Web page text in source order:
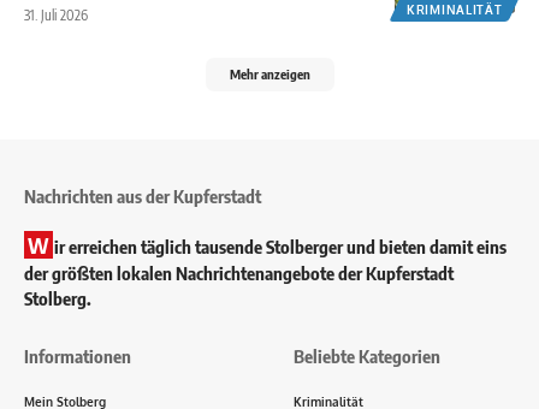
KRIMINALITÄT
31. Juli 2026
Mehr anzeigen
Nachrichten aus der Kupferstadt
W ir erreichen täglich tausende Stolberger und bieten damit eins
der größten lokalen Nachrichtenangebote der Kupferstadt
Stolberg.
Informationen
Mein Stolberg
Beliebte Kategorien
Kriminalität